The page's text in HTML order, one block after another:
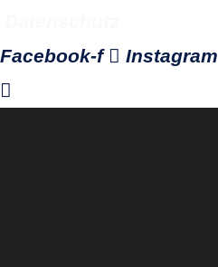
Facebook-f
Instagram